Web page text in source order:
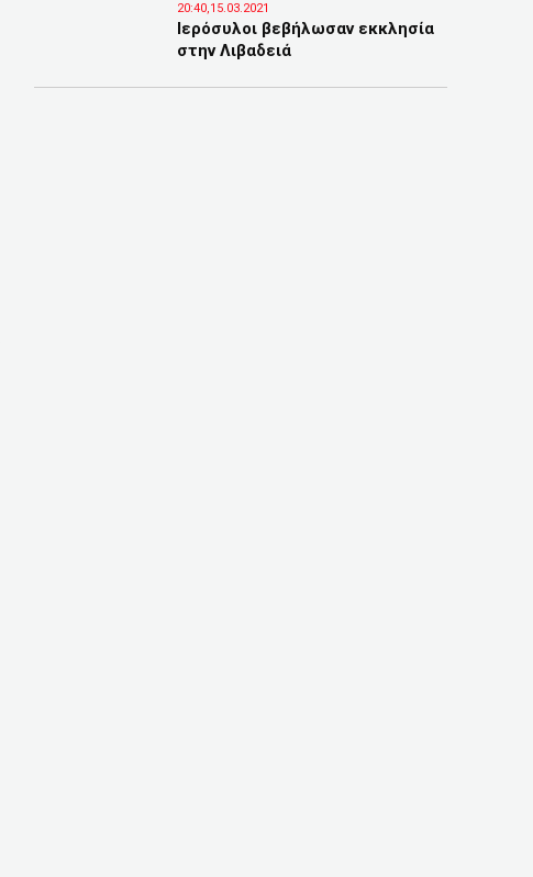
20:40,15.03.2021
Ιερόσυλοι βεβήλωσαν εκκλησία
στην Λιβαδειά